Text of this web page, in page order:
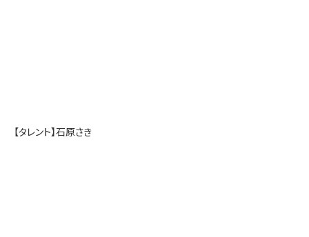
【タレント】石原さき